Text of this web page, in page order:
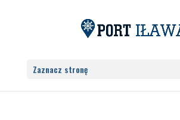
Zaznacz stronę